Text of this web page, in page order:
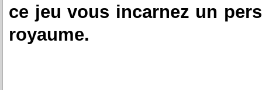
ce jeu vous incarnez un
royaume.